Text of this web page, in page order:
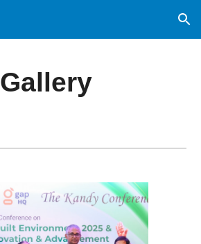
Skip to navigation
Gallery